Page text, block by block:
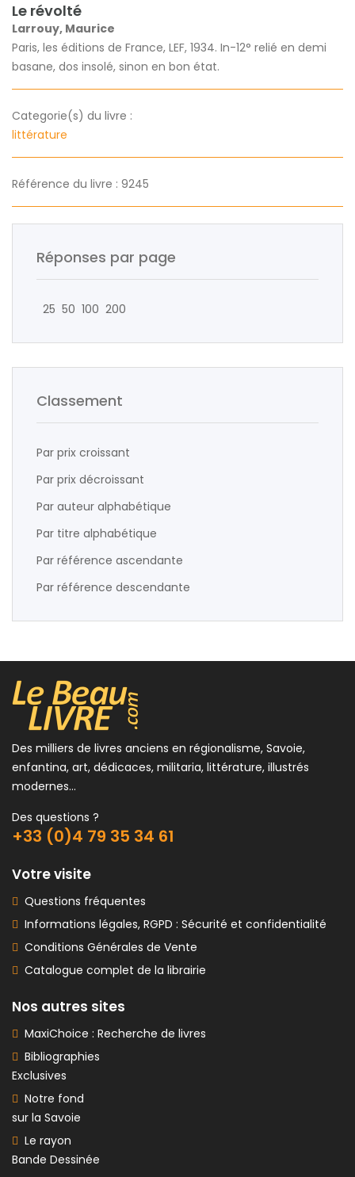
Le révolté
Larrouy, Maurice
Paris, les éditions de France, LEF, 1934. In-12° relié en demi
basane, dos insolé, sinon en bon état.
Categorie(s) du livre :
littérature
Référence du livre : 9245
Réponses par page
25 50 100 200
Classement
Par prix croissant
Par prix décroissant
Par auteur alphabétique
Par titre alphabétique
Par référence ascendante
Par référence descendante
Des milliers de livres anciens en régionalisme, Savoie,
enfantina, art, dédicaces, militaria, littérature, illustrés
modernes...
Des questions ?
+33 (0)4 79 35 34 61
Votre visite
Questions fréquentes
Informations légales, RGPD : Sécurité et confidentialité
Conditions Générales de Vente
Catalogue complet de la librairie
Nos autres sites
MaxiChoice : Recherche de livres
Bibliographies
Exclusives
Notre fond
sur la Savoie
Le rayon
Bande Dessinée